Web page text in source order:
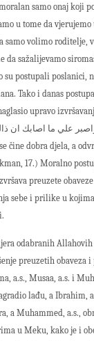
samo onaj koji
u tome da
samo volimo roditelje,
sažalijevamo
su postupali poslanici,
Tako i danas
upravo
čine dobra djela, a
17.) Moralno
preuzete
sebe i prilike u
odabranih
preuzetih obaveza
a.s., Musaa, a.s. i
lađu, a Ibrahim,
a Muhammed, a.s.,
u Meku, kako je i